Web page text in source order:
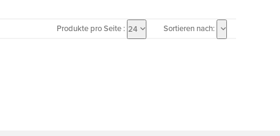
Produkte pro Seite : 24 Sortieren nach: